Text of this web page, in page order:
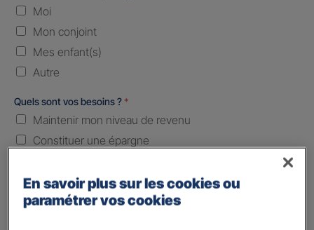
Moi
Mon conjoint
Mes enfant(s)
Autre
Quels sont vos besoins ? *
Maintenir mon niveau de revenu
Constituer une épargne
Percevoir un complément de revenu
Optimiser ma fiscalité
En savoir plus sur les cookies ou
paramétrer vos cookies